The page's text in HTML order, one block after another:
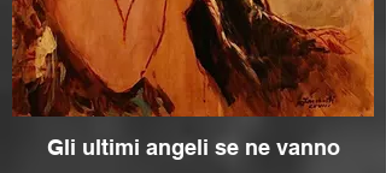
Gli ultimi angeli se ne vanno